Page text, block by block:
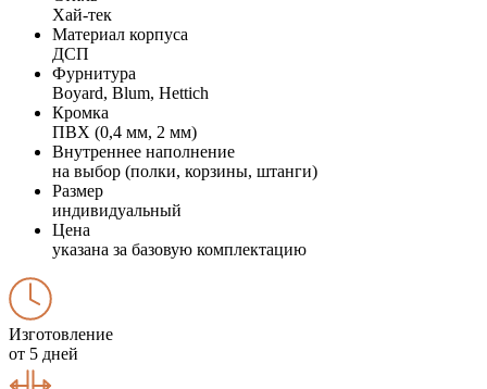
Хай-тек
Материал корпуса
ДСП
Фурнитура
Boyard, Blum, Hettich
Кромка
ПВХ (0,4 мм, 2 мм)
Внутреннее наполнение
на выбор (полки, корзины, штанги)
Размер
индивидуальный
Цена
указана за базовую комплектацию
Изготовление
от 5 дней